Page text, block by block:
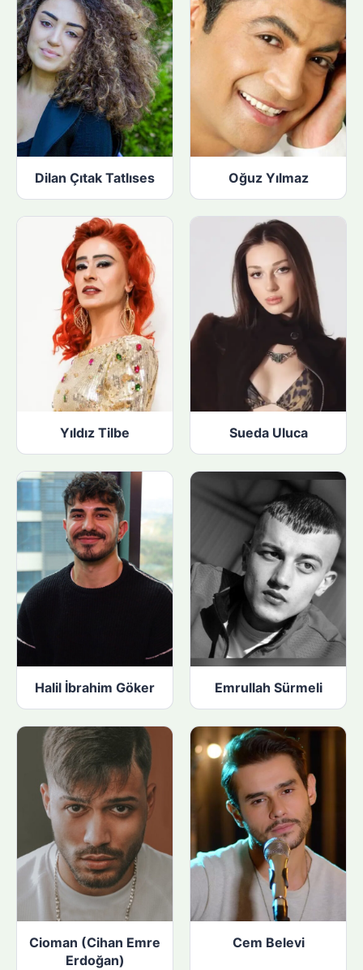
Dilan Çıtak Tatlıses Oğuz Yılmaz
Yıldız Tilbe Sueda Uluca
Halil İbrahim Göker Emrullah Sürmeli
Cioman (Cihan Emre
Erdoğan)
Cem Belevi